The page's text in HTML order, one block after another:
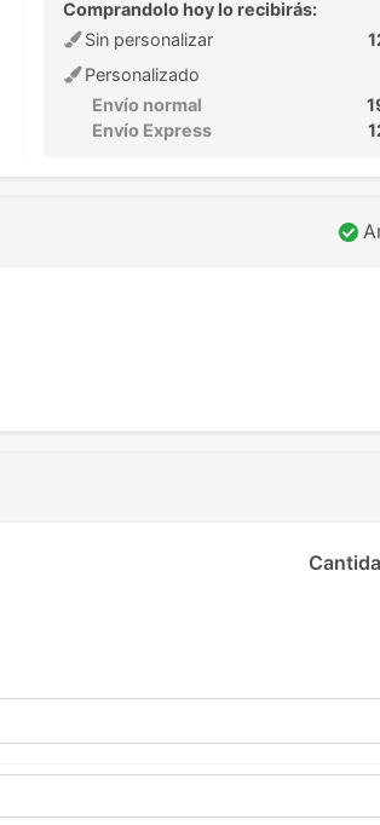
Comprandolo hoy lo recibirás:
Sin personalizar
Personalizado
Envío normal
Envío Express